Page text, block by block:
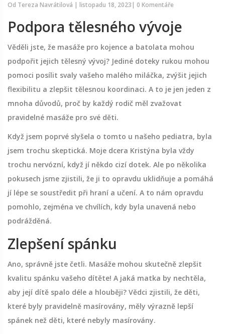
Od Tereza Navrátilová | listopadu 18, 2023| 0 Komentáře
Podpora tělesného vývoje
Věděli jste, že masáže pro kojence a batolata mohou
podpořit jejich tělesný vývoj? Jediné doteky rukou mohou
pomoci posílit svaly vašeho malého miláčka, zvýšit jejich
flexibilitu a zlepšit tělesnou koordinaci. A to je jen jeden z
mnoha důvodů, proč by každý rodič měl zvažovat
pravidelné masáže pro své děti.
Když jsem poprvé slyšela o tomto u našeho pediatra, byla
jsem trochu skeptická. Moje dcera Kristýna byla vždy
trochu nervózní, když jí někdo cizí dotek. Ale po několika
pokusech jsme zjistili, že ji to opravdu uklidňuje a pomáhá
jí lépe se soustředit při hraní a učení. A to nám opravdu
pomohlo, zejména ve chvílích, kdy byla unavená nebo
podrážděná.
Zlepšení spánku
Ano, správně jste četli. Masáže mohou skutečně zlepšit
kvalitu spánku vašeho dítěte! A jaká matka by nechtěla,
aby její dítě spalo déle a hlouběji? Vědci zjistili, že děti,
které byly pravidelně masírovány, měly výrazně lepší
spánek než děti, které nebyly masírovány.